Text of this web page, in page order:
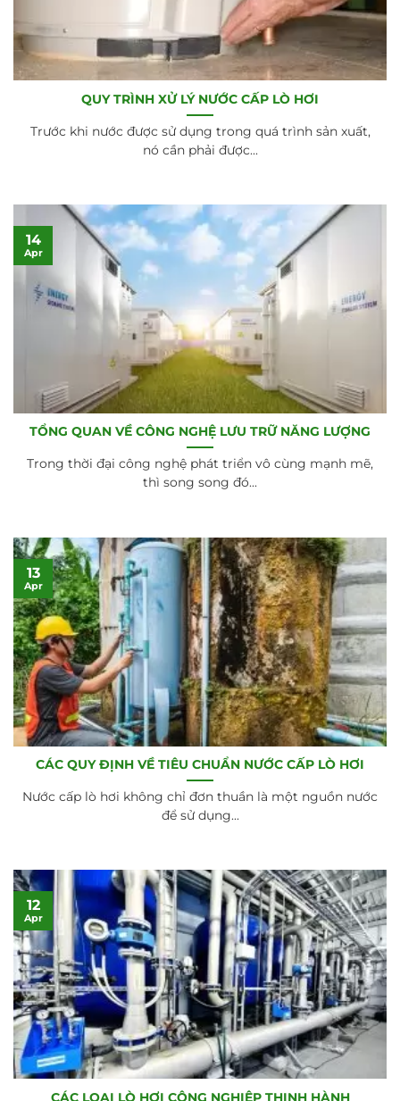
QUY TRÌNH XỬ LÝ NƯỚC CẤP LÒ HƠI
Trước khi nước được sử dụng trong quá trình sản xuất,
nó cần phải được...
TỔNG QUAN VỀ CÔNG NGHỆ LƯU TRỮ NĂNG LƯỢNG
Trong thời đại công nghệ phát triển vô cùng mạnh mẽ,
thì song song đó...
14
Apr
CÁC QUY ĐỊNH VỀ TIÊU CHUẨN NƯỚC CẤP LÒ HƠI
Nước cấp lò hơi không chỉ đơn thuần là một nguồn nước
để sử dụng...
13
Apr
CÁC LOẠI LÒ HƠI CÔNG NGHIỆP THỊNH HÀNH
12
Apr